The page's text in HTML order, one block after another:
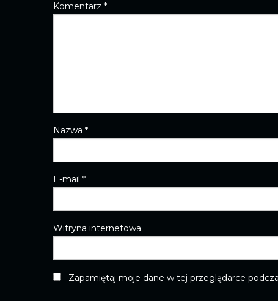
Komentarz *
Nazwa *
E-mail *
Witryna internetowa
Zapamiętaj moje dane w tej przeglądarce